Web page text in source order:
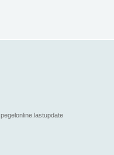
pegelonline.lastupdate